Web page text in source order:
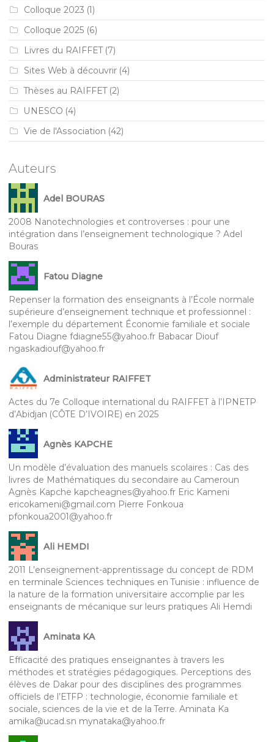
Colloque 2023 (1)
Colloque 2025 (6)
Livres du RAIFFET(7)
Sites Web à découvrir (4)
Thèses au RAIFFET(2)
UNESCO (4)
Vie de l'Association (42)
Auteurs
Adel BOURAS
2008 Nanotechnologies et controverses : pour une
intégration dans l’enseignement technologique ? Adel
Bouras
Fatou Diagne
Repenser la formation des enseignants à l’École normale
supérieure d’enseignement technique et professionnel :
l’exemple du département Économie familiale et sociale
Fatou Diagne fdiagne55@yahoo.fr Babacar Diouf
ngaskadiouf@yahoo.fr
Administrateur RAIFFET
Actes du 7e Colloque international du RAIFFET à l’IPNETP
d’Abidjan (CÔTE D’IVOIRE) en 2025
Agnès KAPCHE
Un modèle d’évaluation des manuels scolaires : Cas des
livres de Mathématiques du secondaire au Cameroun
Agnès Kapche kapcheagnes@yahoo.fr Eric Kameni
ericokameni@gmail.com Pierre Fonkoua
pfonkoua2001@yahoo.fr
Ali HEMDI
2011 L’enseignement-apprentissage du concept de RDM
en terminale Sciences techniques en Tunisie : influence de
la nature de la formation universitaire accomplie par les
enseignants de mécanique sur leurs pratiques Ali Hemdi
Aminata KA
Efficacité des pratiques enseignantes à travers les
méthodes et stratégies pédagogiques. Perceptions des
élèves de Dakar pour des disciplines des programmes
officiels de l’ETFP : technologie, économie familiale et
sociale, sciences de la vie et de la Terre. Aminata Ka
amika@ucad.sn mynataka@yahoo.fr